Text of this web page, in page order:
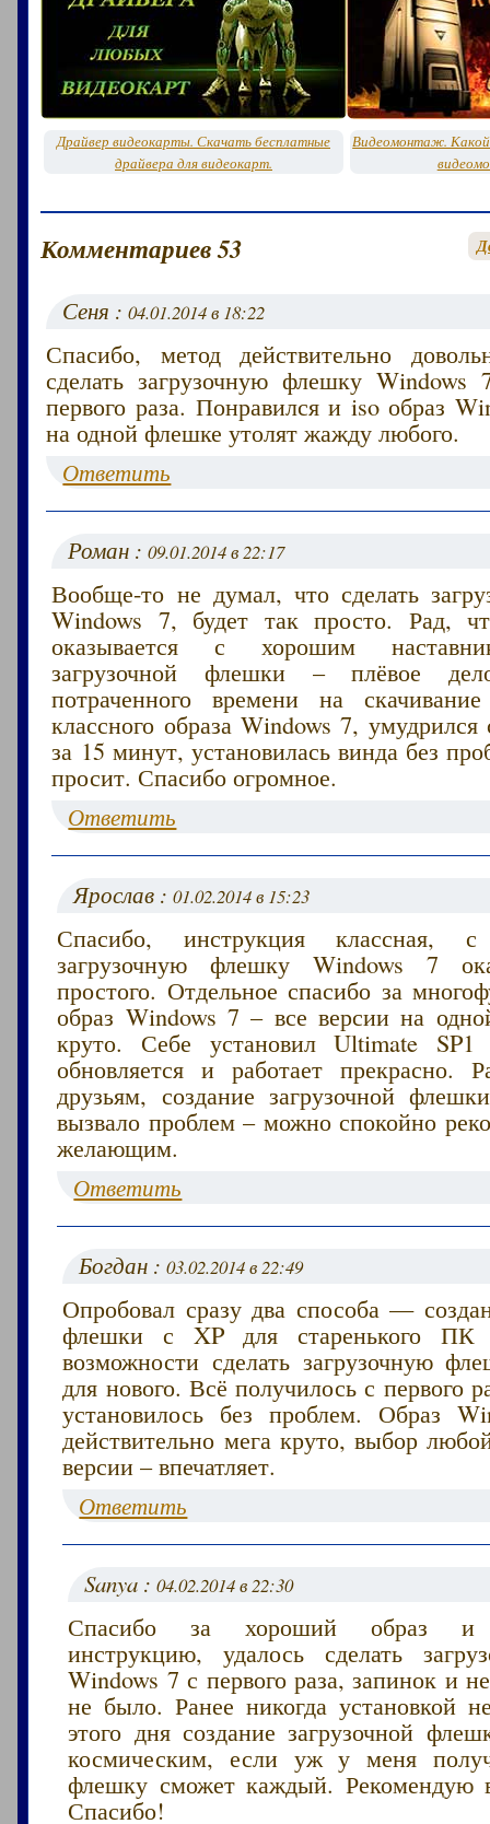
Драйвер видеокарты. Скачать бесплатные
драйвера для видеокарт.
Видеомонтаж.
Комментариев 53
Сеня :04.01.2014 в 18:22
Спасибо, метод действительно
сделать загрузочную флешку Windows
первого раза. Понравился и iso образ
на одной флешке утолят жажду любого.
Ответить
Роман :09.01.2014 в 22:17
Вообще-то не думал, что сделать
Windows 7, будет так просто. Рад,
оказывается с хорошим
загрузочной флешки – плёвое
потраченного времени на скачивание
классного образа Windows 7,
за 15 минут, установилась винда без
просит. Спасибо огромное.
Ответить
Ярослав :01.02.2014 в 15:23
Спасибо, инструкция классная,
загрузочную флешку Windows 7
простого. Отдельное спасибо за
образ Windows 7 – все версии на
круто. Себе установил Ultimate
обновляется и работает прекрасно.
друзьям, создание загрузочной
вызвало проблем – можно спокойно
желающим.
Ответить
Богдан :03.02.2014 в 22:49
Опробовал сразу два способа —
флешки с XP для старенького
возможности сделать загрузочную
для нового. Всё получилось с первого
установилось без проблем. Образ
действительно мега круто, выбор
версии – впечатляет.
Ответить
Sanya :04.02.2014 в 22:30
Спасибо за хороший образ и
инструкцию, удалось сделать
Windows 7 с первого раза, запинок и
не было. Ранее никогда установкой
этого дня создание загрузочной
космическим, если уж у меня
флешку сможет каждый. Рекомендую
Спасибо!